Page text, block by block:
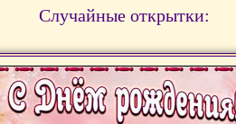
Случайные открытки: